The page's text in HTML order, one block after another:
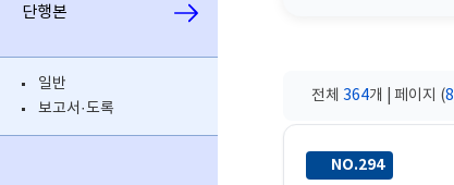
단행본
일반
보고서·도록
전체 364개 | 페이지 (8
NO.294